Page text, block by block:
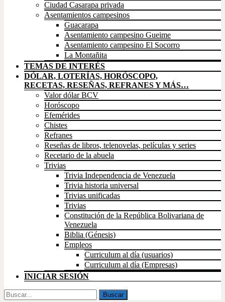
Ciudad Casarapa privada
Asentamientos campesinos
Guacarapa
Asentamiento campesino Gueime
Asentamiento campesino El Socorro
La Montañita
TEMAS DE INTERÉS
DÓLAR, LOTERÍAS, HORÓSCOPO,
RECETAS, RESEÑAS, REFRANES Y MÁS…
Valor dólar BCV
Horóscopo
Efemérides
Chistes
Refranes
Reseñas de libros, telenovelas, películas y series
Recetario de la abuela
Trivias
Trivia Independencia de Venezuela
Trivia historia universal
Trivias unificadas
Trivias
Constitución de la República Bolivariana de
Venezuela
Biblia (Génesis)
Empleos
Curriculum al día (usuarios)
Curriculum al día (Empresas)
INICIAR SESIÓN
Buscar